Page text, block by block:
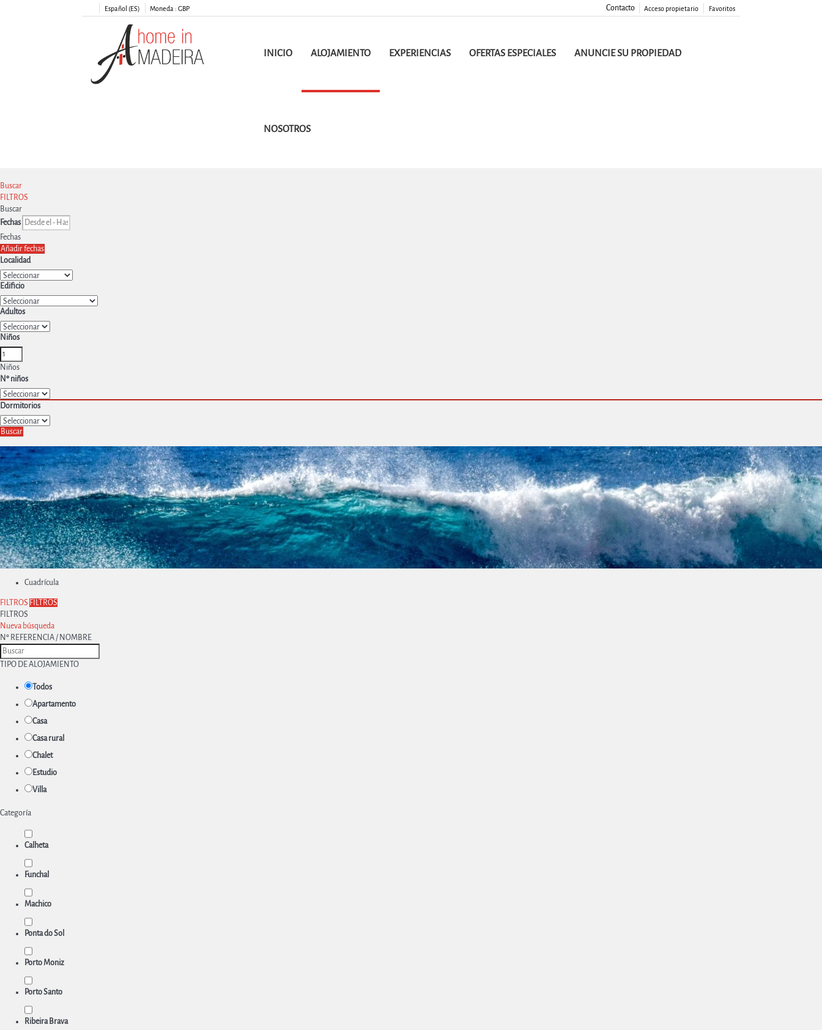
Español (ES) Moneda : GBP Favoritos
Acceso propietario
Contacto
INICIO ALOJAMIENTO EXPERIENCIAS OFERTAS ESPECIALES ANUNCIE SU PROPIEDAD
NOSOTROS
Buscar
FILTROS
Buscar
Fechas
Fechas
Añadir fechas
Localidad
Edificio
Adultos
Niños
Niños
Nº niños
Dormitorios
Buscar
Cuadrícula
FILTROS FILTROS
FILTROS
Nueva búsqueda
Nº REFERENCIA / NOMBRE
TIPO DE ALOJAMIENTO
Todos
Apartamento
Casa
Casa rural
Chalet
Estudio
Villa
Categoría
Calheta
Funchal
Machico
Ponta do Sol
Porto Moniz
Porto Santo
Ribeira Brava